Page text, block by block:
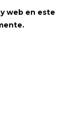
web en este